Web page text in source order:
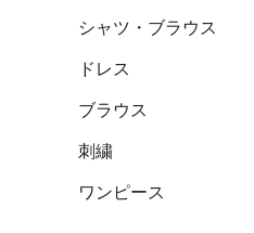
シャツ・ブラウス
ドレス
ブラウス
刺繍
ワンピース